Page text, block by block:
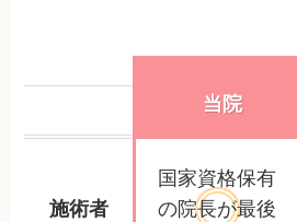
当院
施術者
国家資格保有
の院長が最後